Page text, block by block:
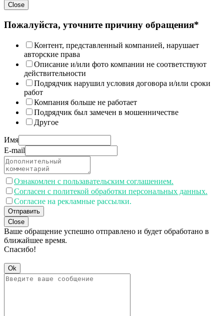
Close
Пожалуйста, уточните причину обращения*
Контент, представленный компанией, нарушает
авторские права
Описание и/или фото компании не соответствуют
действительности
Подрядчик нарушил условия договора и/или сроки
работ
Компания больше не работает
Подрядчик был замечен в мошенничестве
Другое
Имя
E-mail
Ознакомлен с пользавательским соглашением.
Согласен с политекой обработки персональных данных.
Согласие на рекламные рассылки.
Отправить
Close
Ваше обращение успешно отправлено и будет обработано в
ближайшее время.
Спасибо!
Ok